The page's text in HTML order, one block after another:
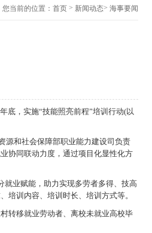
您当前的位置： 首页> 新闻动态> 海事要闻
底，实施“技能照亮前程”培训行动(以
源和社会保障部职业能力建设司负责
协同联动力度，通过项目化显性化方
就业赋能，助力实现多劳者多得、技高
培训内容、培训时长、培训方式等。
转移就业劳动者、离校未就业高校毕